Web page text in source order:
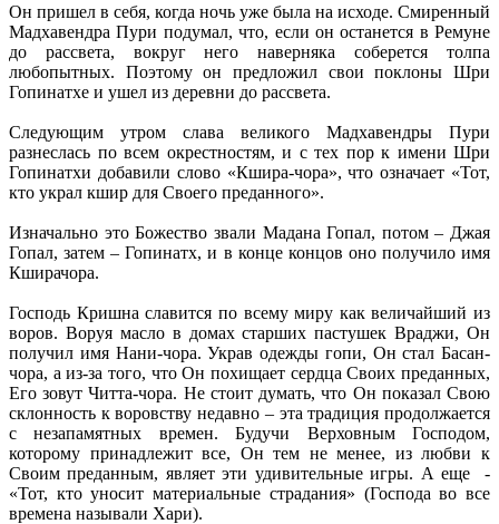
Он пришел в себя, когда ночь уже была на исходе. Смиренный
Мадхавендра Пури подумал, что, если он останется в Ремуне
до рассвета, вокруг него наверняка соберется толпа
любопытных. Поэтому он предложил свои поклоны Шри
Гопинатхе и ушел из деревни до рассвета.
Следующим утром слава великого Мадхавендры Пури
разнеслась по всем окрестностям, и с тех пор к имени Шри
Гопинатхи добавили слово «Кшира-чора», что означает «Тот,
кто украл кшир для Своего преданного».
Изначально это Божество звали Мадана Гопал, потом – Джая
Гопал, затем – Гопинатх, и в конце концов оно получило имя
Кширачора.
Господь Кришна славится по всему миру как величайший из
воров. Воруя масло в домах старших пастушек Враджи, Он
получил имя Нани-чора. Украв одежды гопи, Он стал Басан-
чора, а из-за того, что Он похищает сердца Своих преданных,
Его зовут Читта-чора. Не стоит думать, что Он показал Свою
склонность к воровству недавно – эта традиция продолжается
с незапамятных времен. Будучи Верховным Господом,
которому принадлежит все, Он тем не менее, из любви к
Своим преданным, являет эти удивительные игры. А еще -
«Тот, кто уносит материальные страдания» (Господа во все
времена называли Хари).